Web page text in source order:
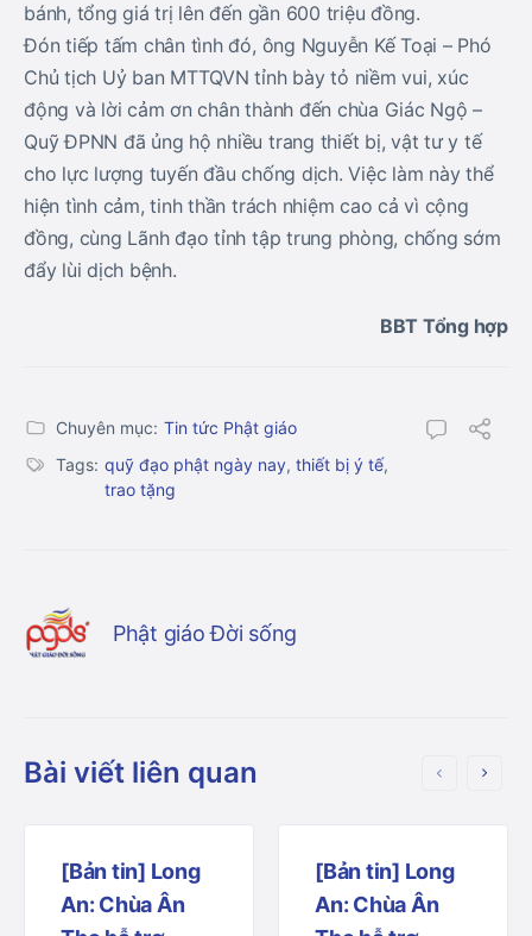
bánh, tổng giá trị lên đến gần 600 triệu đồng.
Đón tiếp tấm chân tình đó, ông Nguyễn Kế Toại – Phó
Chủ tịch Uỷ ban MTTQVN tỉnh bày tỏ niềm vui, xúc
động và lời cảm ơn chân thành đến chùa Giác Ngộ –
Quỹ ĐPNN đã ủng hộ nhiều trang thiết bị, vật tư y tế
cho lực lượng tuyến đầu chống dịch. Việc làm này thể
hiện tình cảm, tinh thần trách nhiệm cao cả vì cộng
đồng, cùng Lãnh đạo tỉnh tập trung phòng, chống sớm
đẩy lùi dịch bệnh.
BBT Tổng hợp
Chuyên mục: Tin tức Phật giáo
Tags: quỹ đạo phật ngày nay, thiết bị ý tế,
trao tặng
Phật giáo Đời sống
Bài viết liên quan
[Bản tin] Long
An: Chùa Ân
[Bản tin] Long
An: Chùa Ân